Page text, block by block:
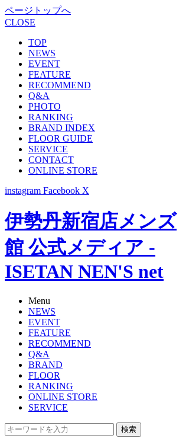
ページトップへ
CLOSE
TOP
NEWS
EVENT
FEATURE
RECOMMEND
Q&A
PHOTO
RANKING
BRAND INDEX
FLOOR GUIDE
SERVICE
CONTACT
ONLINE STORE
instagram Facebook X
伊勢丹新宿店メンズ
館 公式メディア -
ISETAN NEN'S net
Menu
NEWS
EVENT
FEATURE
RECOMMEND
Q&A
BRAND
FLOOR
RANKING
ONLINE STORE
SERVICE
検索